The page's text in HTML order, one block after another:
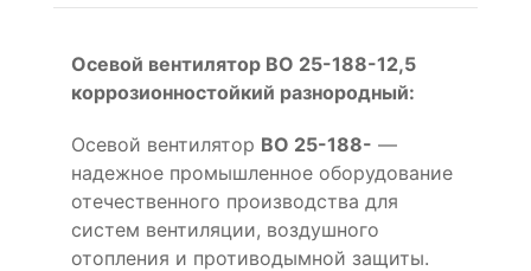
Осевой вентилятор ВО 25-188-12,5
коррозионностойкий разнородный:
Осевой вентилятор ВО 25-188- —
надежное промышленное оборудование
отечественного производства для
систем вентиляции, воздушного
отопления и противодымной защиты.